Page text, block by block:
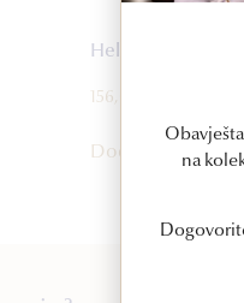
Helios 3
156,00
Dodaj u korpu
na